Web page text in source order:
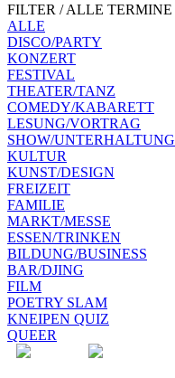
FILTER / ALLE TERMINE
ALLE
DISCO/PARTY
KONZERT
FESTIVAL
THEATER/TANZ
COMEDY/KABARETT
LESUNG/VORTRAG
SHOW/UNTERHALTUNG
KULTUR
KUNST/DESIGN
FREIZEIT
FAMILIE
MARKT/MESSE
ESSEN/TRINKEN
BILDUNG/BUSINESS
BAR/DJING
FILM
POETRY SLAM
KNEIPEN QUIZ
QUEER